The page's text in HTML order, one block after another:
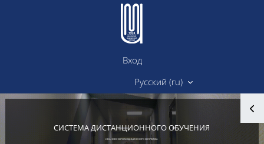
Перейти к основному содержанию
Вход
Русский ‎(ru)‎
Блоки
СИСТЕМА ДИСТАНЦИОННОГО ОБУЧЕНИЯ
ИВАНОВСКОГО МЕДИЦИНСКОГО КОЛЛЕДЖА